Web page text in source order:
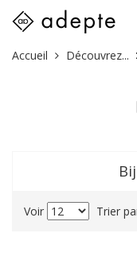
SkipVous
Accueil Découvrez...
Voir Trier